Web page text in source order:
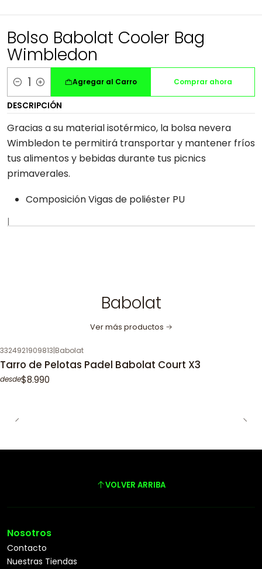
Bolso Babolat Cooler Bag
Wimbledon
Cantidad
Agregar al Carro Comprar ahora
DESCRIPCIÓN
Gracias a su material isotérmico, la bolsa nevera
Wimbledon te permitirá transportar y mantener fríos
tus alimentos y bebidas durante tus picnics
primaverales.
Composición Vigas de poliéster PU
|
Babolat
Ver más productos
3324921909813|Babolat
Tarro de Pelotas Padel Babolat Court X3
desde$8.990
VOLVER ARRIBA
Nosotros
Contacto
Nuestras Tiendas